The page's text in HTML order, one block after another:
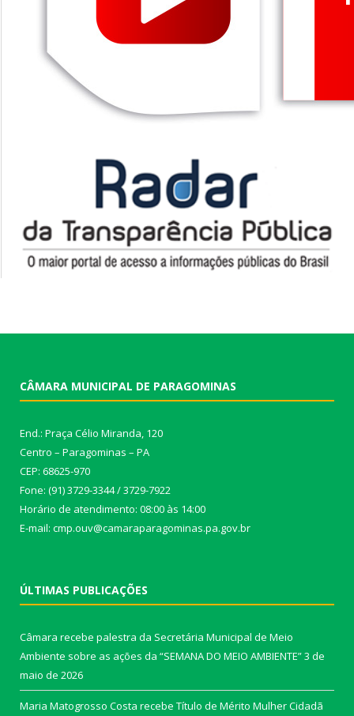
CÂMARA MUNICIPAL DE PARAGOMINAS
End.: Praça Célio Miranda, 120
Centro – Paragominas – PA
CEP: 68625-970
Fone: (91) 3729-3344 / 3729-7922
Horário de atendimento: 08:00 às 14:00
E-mail: cmp.ouv@camaraparagominas.pa.gov.br
ÚLTIMAS PUBLICAÇÕES
Câmara recebe palestra da Secretária Municipal de Meio
Ambiente sobre as ações da “SEMANA DO MEIO AMBIENTE”3 de
maio de 2026
Maria Matogrosso Costa recebe Título de Mérito Mulher Cidadã